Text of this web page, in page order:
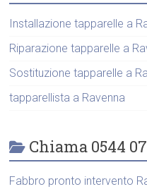
Installazione tapparelle a
Riparazione tapparelle a
Sostituzione tapparelle a
tapparellista a Ravenna
Chiama 0544
Fabbro pronto intervento